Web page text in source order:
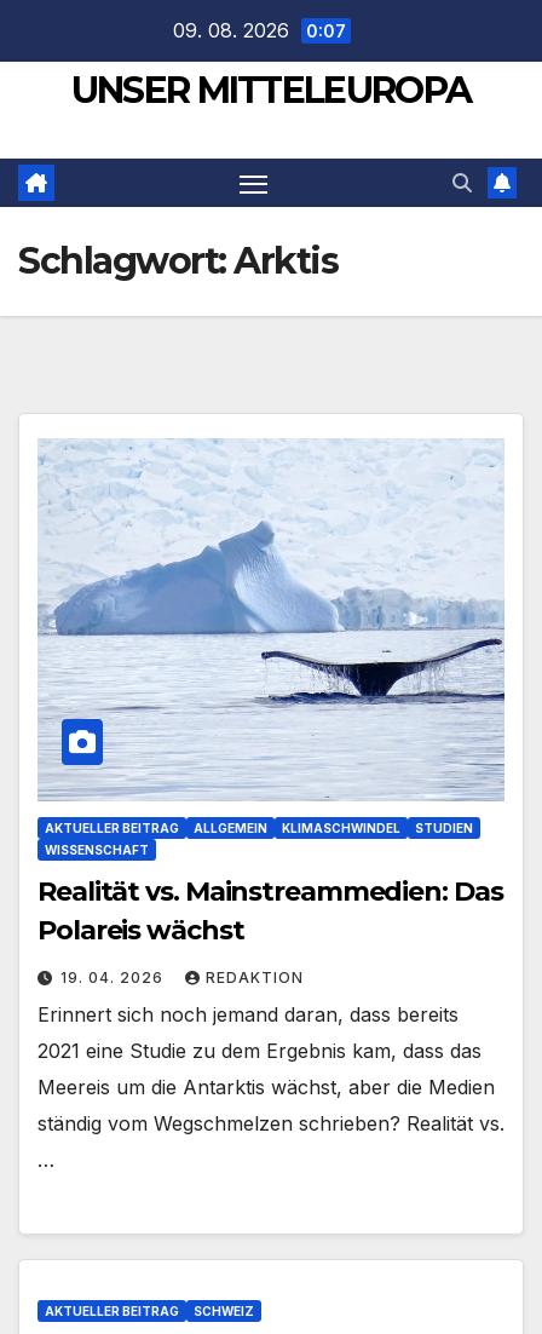
springen
09. 08. 2026 0:07
UNSER MITTELEUROPA
Schlagwort:Arktis
AKTUELLER BEITRAG ALLGEMEIN KLIMASCHWINDEL
STUDIEN
WISSENSCHAFT
Realität vs. Mainstreammedien: Das
Polareis wächst
19. 04. 2026 REDAKTION
Erinnert sich noch jemand daran, dass bereits
2021 eine Studie zu dem Ergebnis kam, dass das
Meereis um die Antarktis wächst, aber die Medien
ständig vom Wegschmelzen schrieben? Realität vs.
…
AKTUELLER BEITRAG SCHWEIZ